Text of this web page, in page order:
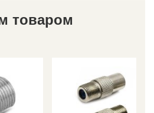
товаром